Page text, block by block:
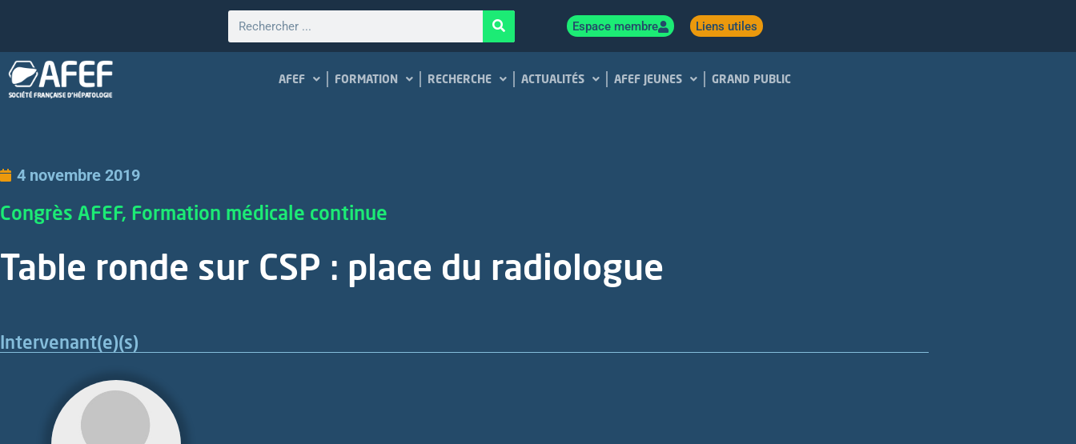
Espace membre Liens utiles
AFEF FORMATION RECHERCHE ACTUALITÉS AFEF JEUNES GRAND PUBLIC
4 novembre 2019
Congrès AFEF, Formation médicale continue
Table ronde sur CSP : place du radiologue
Intervenant(e)(s)